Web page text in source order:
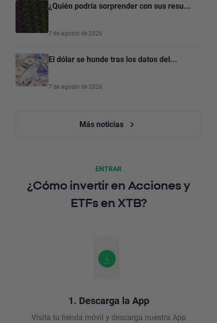
¿Quién podría sorprender con sus resu...
7 de agosto de 2026
El dólar se hunde tras los datos del...
7 de agosto de 2026
Más noticias
ENTRAR
¿Cómo invertir en Acciones y
ETFs en XTB?
1. Descarga la App
Visita tu tienda móvil y descarga nuestra App